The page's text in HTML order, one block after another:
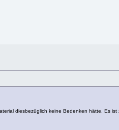
diesbezüglich keine Bedenken hätte. Es